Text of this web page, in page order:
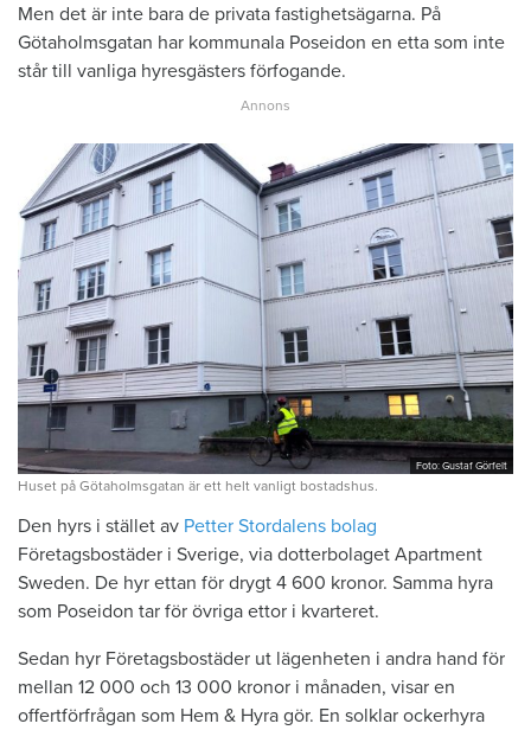
Men det är inte bara de privata fastighetsägarna. På
Götaholmsgatan har kommunala Poseidon en etta som inte
står till vanliga hyresgästers förfogande.
Foto: Gustaf Görfelt
Huset på Götaholmsgatan är ett helt vanligt bostadshus.
Den hyrs i stället av Petter Stordalens bolag
Företagsbostäder i Sverige, via dotterbolaget Apartment
Sweden. De hyr ettan för drygt 4 600 kronor. Samma hyra
som Poseidon tar för övriga ettor i kvarteret.
Sedan hyr Företagsbostäder ut lägenheten i andra hand för
mellan 12 000 och 13 000 kronor i månaden, visar en
offertförfrågan som Hem & Hyra gör. En solklar ockerhyra